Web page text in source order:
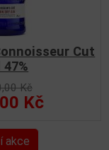
Cut
47%
Kč
Kč
akce